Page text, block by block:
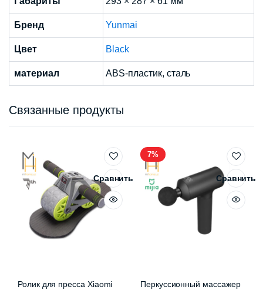
Бренд Yunmai
Цвет Black
материал ABS-пластик, сталь
Связанные продукты
Сравнить
Ролик для пресса Xiaomi
7%
Сравнить
Перкуссионный массажер